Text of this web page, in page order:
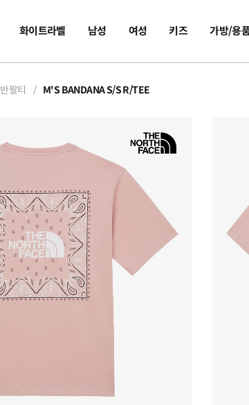
화이트라벨 남성 여성 키즈 가방/용
반팔티 M'S BANDANA S/S R/TEE